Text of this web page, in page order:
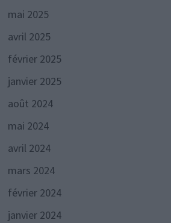
mai 2025
avril 2025
février 2025
janvier 2025
août 2024
mai 2024
avril 2024
mars 2024
février 2024
janvier 2024